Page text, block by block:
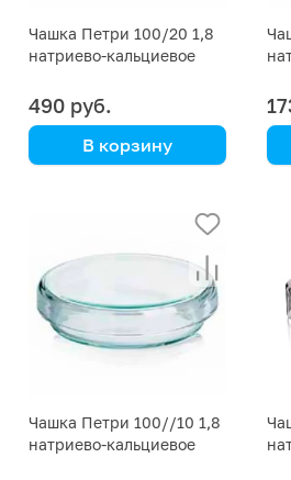
Чашка Петри 100/20 1,8
натриево-кальциевое
490 руб.
В корзину
Чашка Петри 100//10 1,8
натриево-кальциевое